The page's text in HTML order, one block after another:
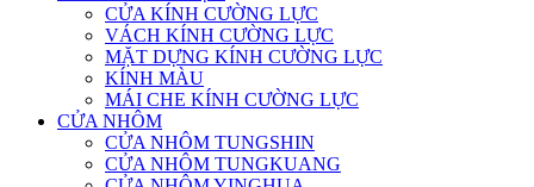
CỬA KÍNH CƯỜNG LỰC
VÁCH KÍNH CƯỜNG LỰC
MẶT DỰNG KÍNH CƯỜNG LỰC
KÍNH MÀU
MÁI CHE KÍNH CƯỜNG LỰC
CỬA NHÔM
CỬA NHÔM TUNGSHIN
CỬA NHÔM TUNGKUANG